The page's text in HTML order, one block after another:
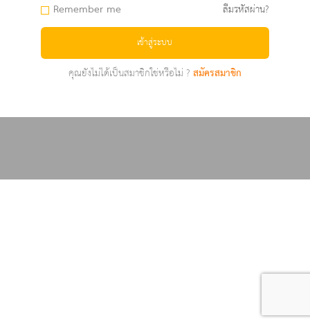
Remember me ลืมรหัสผ่าน?
เข้าสู่ระบบ
คุณยังไม่ได้เป็นสมาชิกใช่หรือไม่ ?สมัครสมาชิก